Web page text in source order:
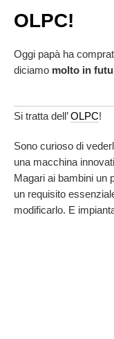
OLPC!
Oggi papà ha
diciamo molto in
Si tratta dell’OLPC!
Sono curioso di
una macchina
Magari ai bambini un
un requisito
modificarlo. E